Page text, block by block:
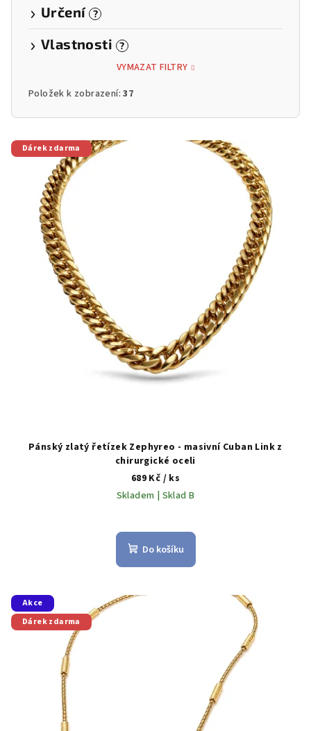
Určení ?
Vlastnosti ?
VYMAZAT FILTRY
Položek k zobrazení:37
V
ý
Dárek zdarma
Pánský zlatý řetízek Zephyreo - masivní Cuban Link z
chirurgické oceli
689 Kč / ks
Skladem | Sklad B
Do košíku
Akce
Dárek zdarma